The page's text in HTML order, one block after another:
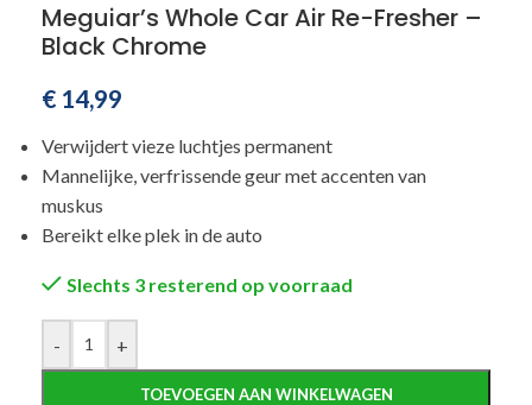
Meguiar’s Whole Car Air Re-Fresher –
Black Chrome
€ 14,99
Verwijdert vieze luchtjes permanent
Mannelijke, verfrissende geur met accenten van
muskus
Bereikt elke plek in de auto
Slechts 3 resterend op voorraad
- +
TOEVOEGEN AAN WINKELWAGEN
Alternative: